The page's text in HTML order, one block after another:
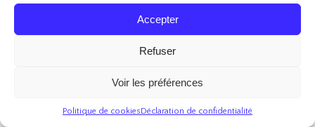
Accepter
Refuser
Voir les préférences
Politique de cookiesDéclaration de confidentialité
crois bien vu ma peau sèche hihi ^^ En tout cas j'ai adoré ton article
ma jolie! Des bisous xoxo Passe une très belle journée <3
6 mars 2016 - 8 h 44 min